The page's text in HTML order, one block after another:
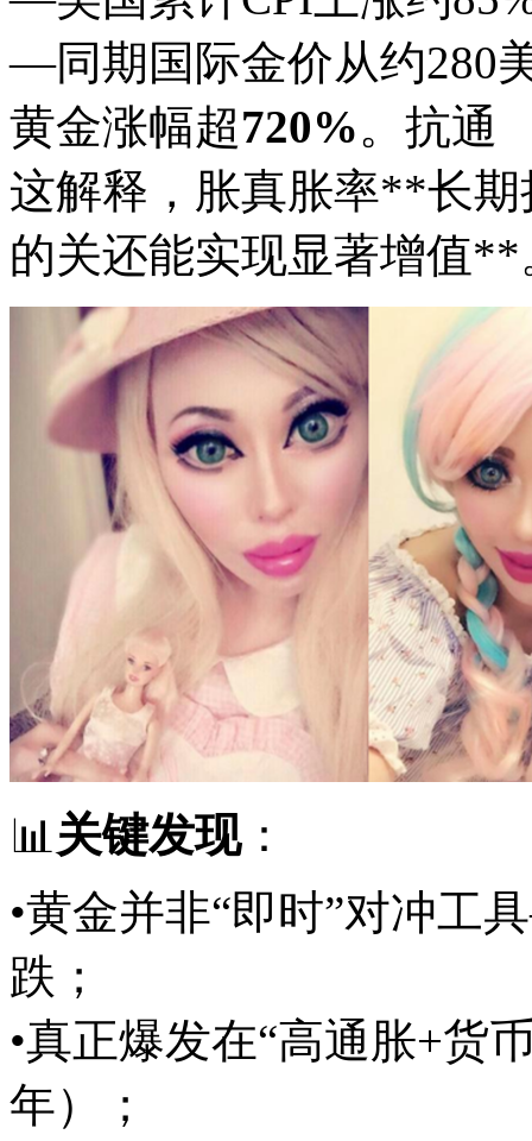
—同期国际金价从约280
黄金涨幅超720%。抗通
这解释，胀真胀率**长
的关还能实现显著增值**
📊 关键发现：
•黄金并非“即时”对冲
跌；
•真正爆发在“高通胀+货
年）；